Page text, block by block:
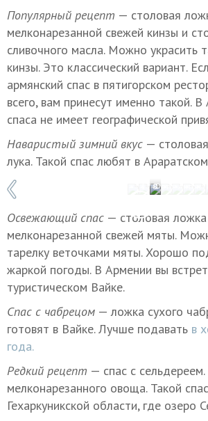
Популярный рецепт — столовая
мелконарезанной свежей кинзы и
сливочного масла. Можно украсить
кинзы. Это классический вариант.
армянский спас в пятигорском
всего, вам принесут именно такой.
спаса не имеет географической
Наваристый зимний вкус —
лука. Такой спас любят в
Фото: Антон
1 / 8
Освежающий спас — столовая ложка
мелконарезанной свежей мяты.
тарелку веточками мяты. Хорошо
жаркой погоды. В Армении вы
туристическом Вайке.
Спас с чабрецом — ложка сухого
готовят в Вайке. Лучше подавать в
года.
Редкий рецепт — спас с
мелконарезанного овоща. Такой
Гехаркуникской области, где озеро